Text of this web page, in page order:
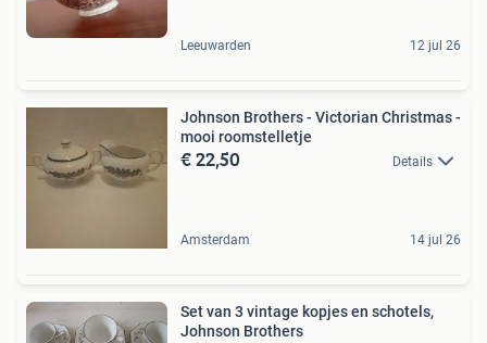
Leeuwarden 12 jul 26
Johnson Brothers - Victorian Christmas -
mooi roomstelletje
€ 22,50 Details
Amsterdam 14 jul 26
Set van 3 vintage kopjes en schotels,
Johnson Brothers